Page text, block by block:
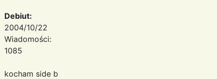
Debiut:
2004/10/22
Wiadomości:
1085
kocham side b